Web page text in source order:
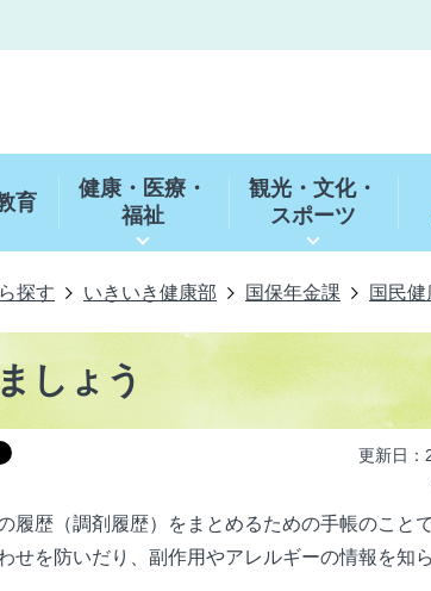
育
健康・医療・
福祉
観光・文化・
スポーツ
探す いきいき健康部 国保年金課 国民健
しょう
更新日：
履歴（調剤履歴）をまとめるための手帳のことで
せを防いだり、副作用やアレルギーの情報を知